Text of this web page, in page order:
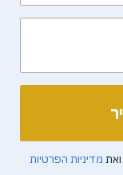
ואת מדיניות הפרטיות